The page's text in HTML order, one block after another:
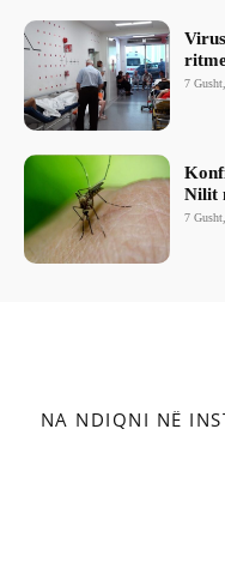
7
Nilit
7
NA NDIQNI NË